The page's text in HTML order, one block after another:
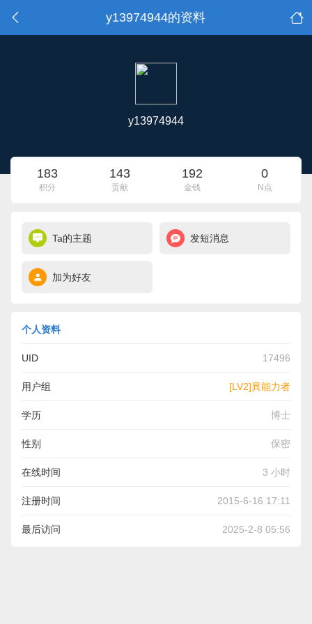
y13974944的资料
y13974944
183
积分
143
贡献
192
金钱
0
N点
Ta的主题 发短消息
加为好友
个人资料
UID 17496
用户组 [LV2]異能力者
学历 博士
性别 保密
在线时间 3 小时
注册时间 2015-6-16 17:11
最后访问 2025-2-8 05:56